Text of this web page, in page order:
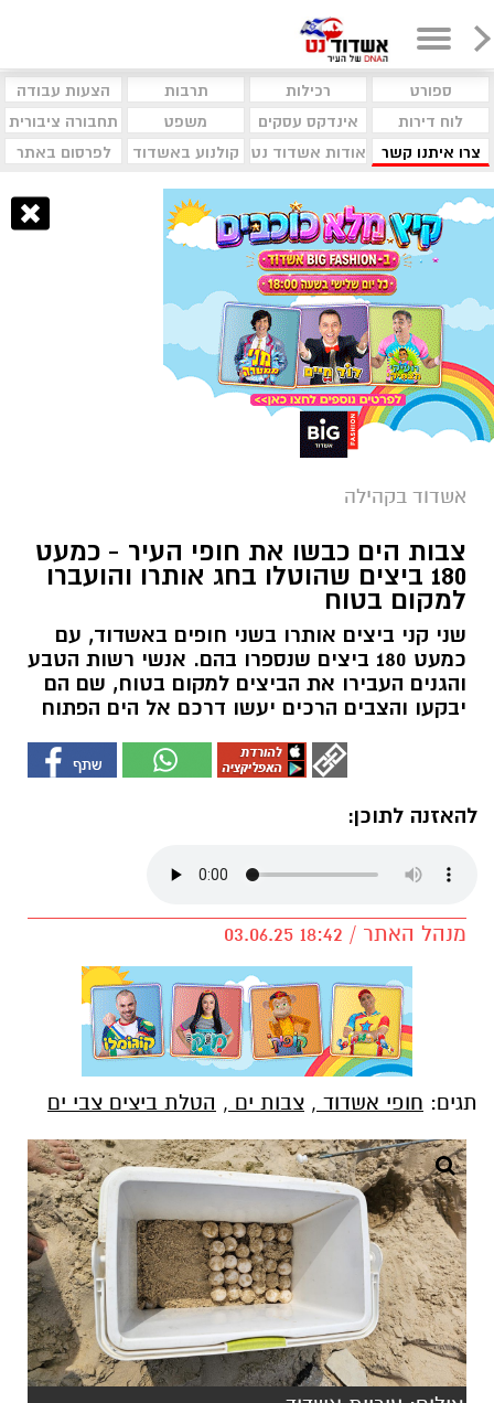
ספורט רכילות תרבות
הצעות עבודה
לוח דירות
אינדקס עסקים משפט
תחבורה ציבורית
צרו איתנו קשר
אודות אשדוד נט קולנוע באשדוד לפרסום באתר
אשדוד בקהילה
צבות הים כבשו את חופי העיר - כמעט
180 ביצים שהוטלו בחג אותרו והועברו
למקום בטוח
שני קני ביצים אותרו בשני חופים באשדוד, עם
כמעט 180 ביצים שנספרו בהם. אנשי רשות הטבע
והגנים העבירו את הביצים למקום בטוח, שם הם
יבקעו והצבים הרכים יעשו דרכם אל הים הפתוח
להאזנה לתוכן:
מנהל האתר / 18:42 03.06.25
תגים: חופי אשדוד , צבות ים , הטלת ביצים צבי ים